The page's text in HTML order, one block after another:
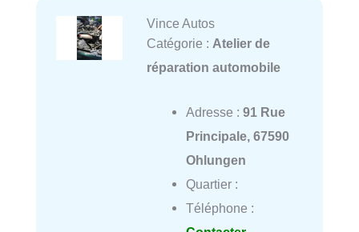
Vince Autos
Catégorie : Atelier de
réparation automobile
Adresse : 91 Rue
Principale, 67590
Ohlungen
Quartier :
Téléphone :